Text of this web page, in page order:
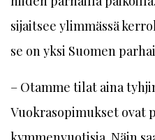
sijaitsee ylimmässä
se on yksi Suomen
– Otamme tilat aina
Vuokrasopimukset ovat